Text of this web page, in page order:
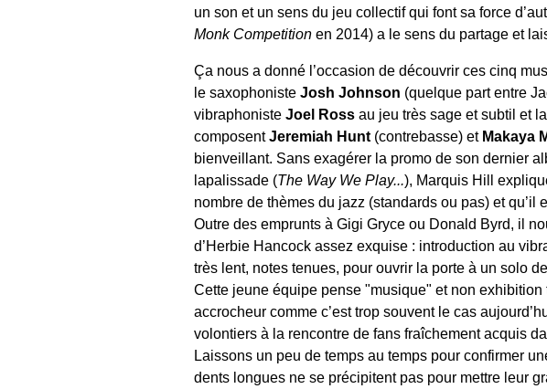
un son et un sens du jeu collectif qui font sa force
Monk Competition en 2014) a le sens du partage et
Ça nous a donné l’occasion de découvrir ces cinq
le saxophoniste Josh Johnson (quelque part entre
vibraphoniste Joel Ross au jeu très sage et subtil et
composentJeremiah Hunt (contrebasse) et Makaya
bienveillant. Sans exagérer la promo de son dernier
lapalissade (The Way We Play... ), Marquis Hill
nombre de thèmes du jazz (standards ou pas) et qu’il
Outre des emprunts à Gigi Gryce ou Donald Byrd, il
d’Herbie Hancock assez exquise : introduction au
très lent, notes tenues, pour ouvrir la porte à un solo
Cette jeune équipe pense "musique" et non exhibition
accrocheur comme c’est trop souvent le cas
volontiers à la rencontre de fans fraîchement acquis
Laissons un peu de temps au temps pour confirmer
dents longues ne se précipitent pas pour mettre leur